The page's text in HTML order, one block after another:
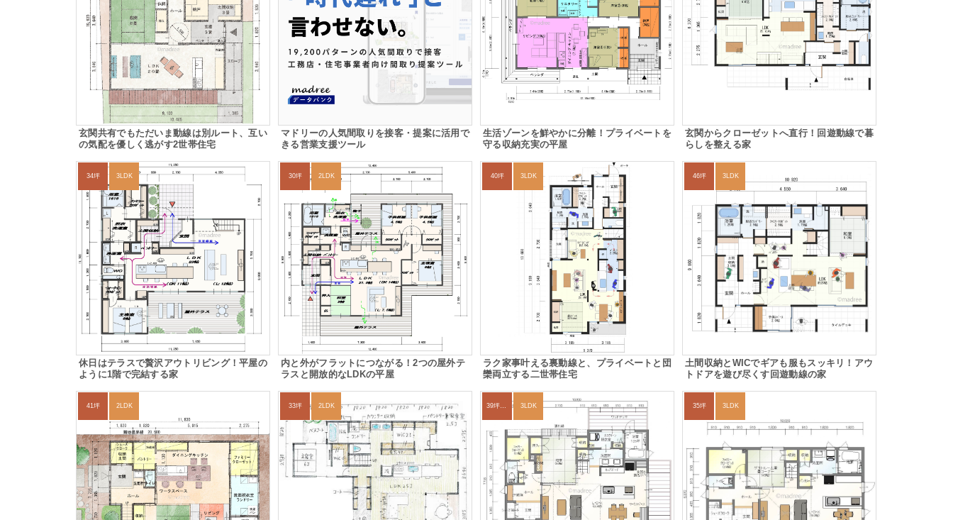
玄関共有でもただいま動線は別ルート、互い
の気配を優しく逃がす2世帯住宅
マドリーの人気間取りを接客・提案に活用で
きる営業支援ツール
生活ゾーンを鮮やかに分離！プライベートを
守る収納充実の平屋
玄関からクローゼットへ直行！回遊動線で暮
らしを整える家
34坪 3LDK
休日はテラスで贅沢アウトリビング！平屋の
ように1階で完結する家
30坪 2LDK
内と外がフラットにつながる！2つの屋外テ
ラスと開放的なLDKの平屋
40坪 3LDK
ラク家事叶える裏動線と、プライベートと団
欒両立する二世帯住宅
46坪 3LDK
土間収納とWICでギアも服もスッキリ！アウ
トドアを遊び尽くす回遊動線の家
41坪 2LDK 33坪 2LDK 39坪～42坪 3LDK 35坪 3LDK